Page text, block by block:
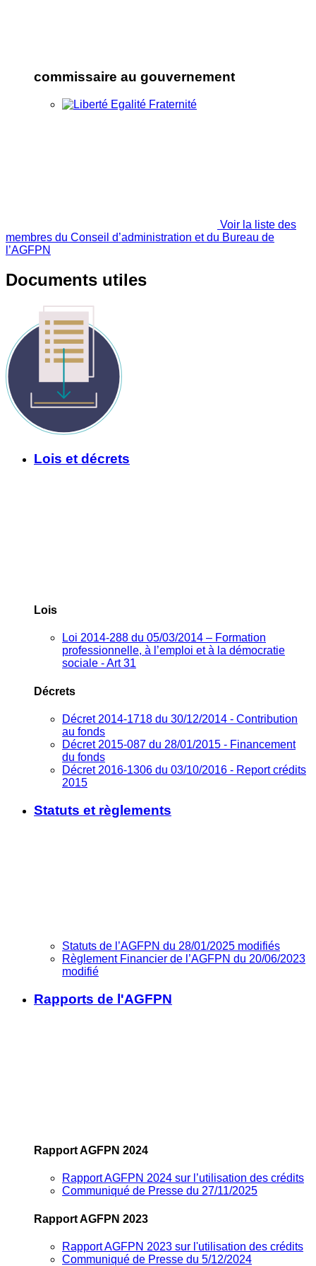
commissaire au gouvernement
Voir la liste des
membres du Conseil d’administration et du Bureau de
l’AGFPN
Documents utiles
Lois et décrets
Lois
Loi 2014-288 du 05/03/2014 – Formation
professionnelle, à l’emploi et à la démocratie
sociale - Art 31
Décrets
Décret 2014-1718 du 30/12/2014 - Contribution
au fonds
Décret 2015-087 du 28/01/2015 - Financement
du fonds
Décret 2016-1306 du 03/10/2016 - Report crédits
2015
Statuts et règlements
Statuts de l’AGFPN du 28/01/2025 modifiés
Règlement Financier de l’AGFPN du 20/06/2023
modifié
Rapports de l'AGFPN
Rapport AGFPN 2024
Rapport AGFPN 2024 sur l’utilisation des crédits
Communiqué de Presse du 27/11/2025
Rapport AGFPN 2023
Rapport AGFPN 2023 sur l'utilisation des crédits
Communiqué de Presse du 5/12/2024